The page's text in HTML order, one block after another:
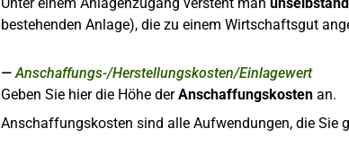
bestehenden Anlage), die zu einem Wirtschaftsgut
Anschaffungs-/Herstellungskosten/Einlagewert
Geben Sie hier die Höhe derAnschaffungskosten an.
Anschaffungskosten sind alle Aufwendungen, die Sie